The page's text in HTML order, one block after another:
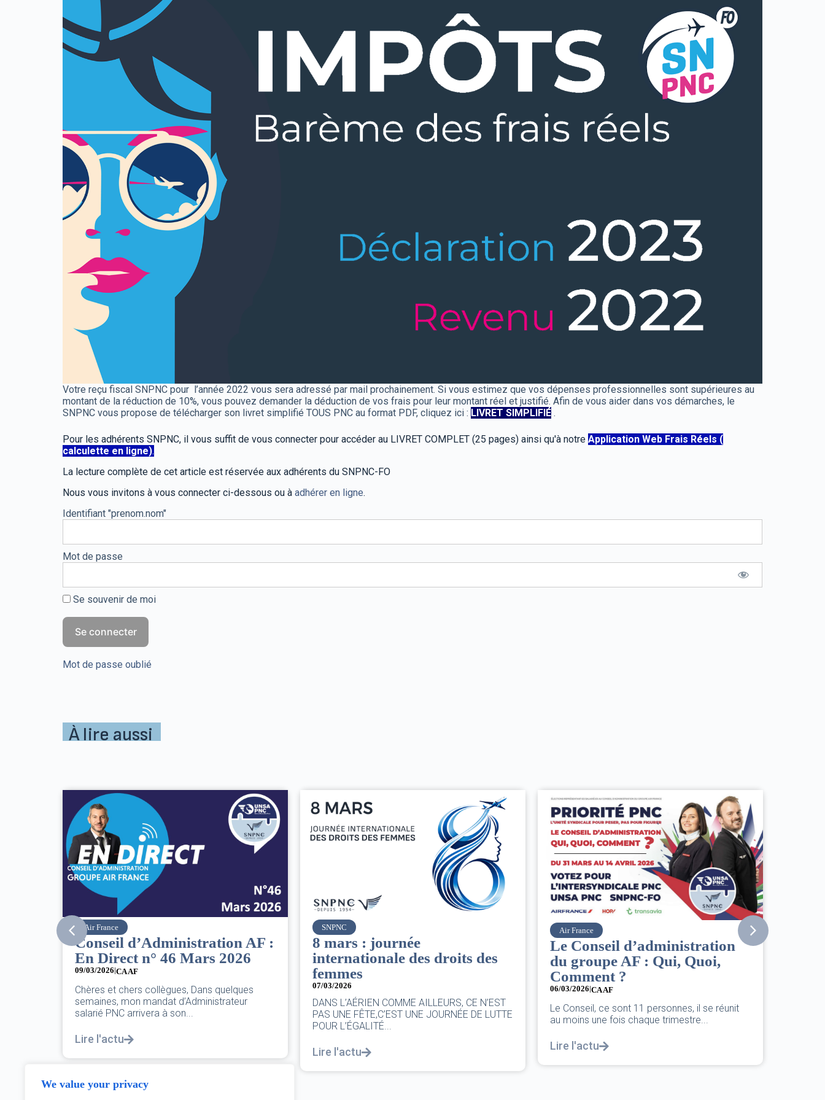
We value your privacy
Votre reçu fiscal SNPNC pour l’année 2022 vous sera adressé par mail prochainement. Si vous estimez que vos dépenses professionnelles sont supérieures au
montant de la réduction de 10%, vous pouvez demander la déduction de vos frais pour leur montant réel et justifié. Afin de vous aider dans vos démarches, le
SNPNC vous propose de télécharger son livret simplifié TOUS PNC au format PDF, cliquez ici : LIVRET SIMPLIFIÉ .
Pour les adhérents SNPNC, il vous suffit de vous connecter pour accéder au LIVRET COMPLET (25 pages) ainsi qu'à notre Application Web Frais Réels (
calculette en ligne).
La lecture complète de cet article est réservée aux adhérents du SNPNC-FO
Nous vous invitons à vous connecter ci-dessous ou à adhérer en ligne.
Identifiant "prenom.nom"
Mot de passe
Se souvenir de moi
Mot de passe oublié
À lire aussi
AF :
SNPNC
8 mars : journée
internationale des droits des
femmes
07/03/2026
DANS L’AÉRIEN COMME AILLEURS, CE N’EST
PAS UNE FÊTE,C’EST UNE JOURNÉE DE LUTTE
Le Conseil d’administration
du groupe AF : Qui, Quoi,
Comment ?
Le Conseil, ce sont 11 personnes, il se réunit
au moins une fois chaque trimestre...
Lire l'actu
Vueling
Point info situation Moyen-
Orient
02/03/2026 ACCÈS RESTREINT
Point d’information sur la situation au Moyen-
notre...
Lire l'actu